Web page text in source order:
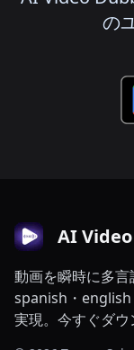
の
AI
動画を瞬時に多言
spanish・english
実現。今すぐダウ